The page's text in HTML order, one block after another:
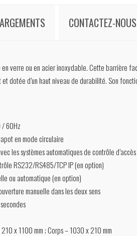
CONTACTEZ-NOUS
verre ou en acier inoxydable. Cette barrière
dotée d’un haut niveau de durabilité. Son
/ 60Hz
en mode circulaire
les systèmes automatiques de contrôle d’accès
RS232/RS485/TCP IP (en option)
ou automatique (en option)
manuelle dans les deux sens
x 1100 mm ; Corps – 1030 x 210 mm